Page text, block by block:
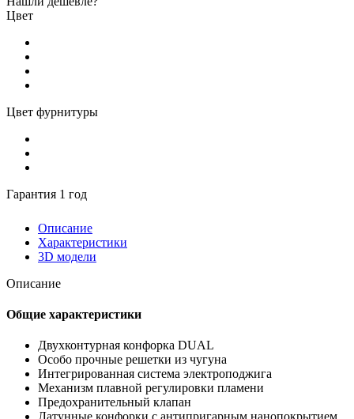
Цвет
Цвет фурнитуры
Гарантия 1 год
Описание
Характеристики
3D модели
Описание
Общие характеристики
Двухконтурная конфорка DUAL
Особо прочные решетки из чугуна
Интегрированная система электроподжига
Механизм плавной регулировки пламени
Предохранительный клапан